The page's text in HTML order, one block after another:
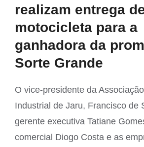
realizam entrega
motocicleta para a
ganhadora da
Sorte Grande
O vice-presidente da
Industrial de Jaru, Francisco de
gerente executiva Tatiane
comercial Diogo Costa e as